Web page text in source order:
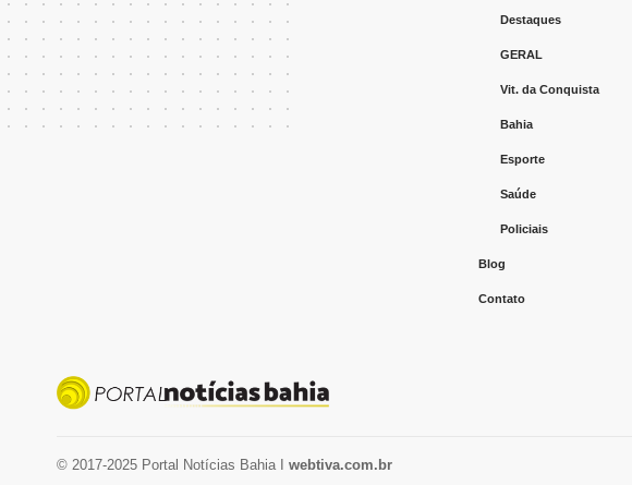
Destaques
GERAL
Vit. da Conquista
Bahia
Esporte
Saúde
Policiais
Blog
Contato
© 2017-2025 Portal Notícias Bahia I webtiva.com.br